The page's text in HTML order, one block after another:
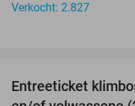
Verkocht: 2.827
Entreeticket